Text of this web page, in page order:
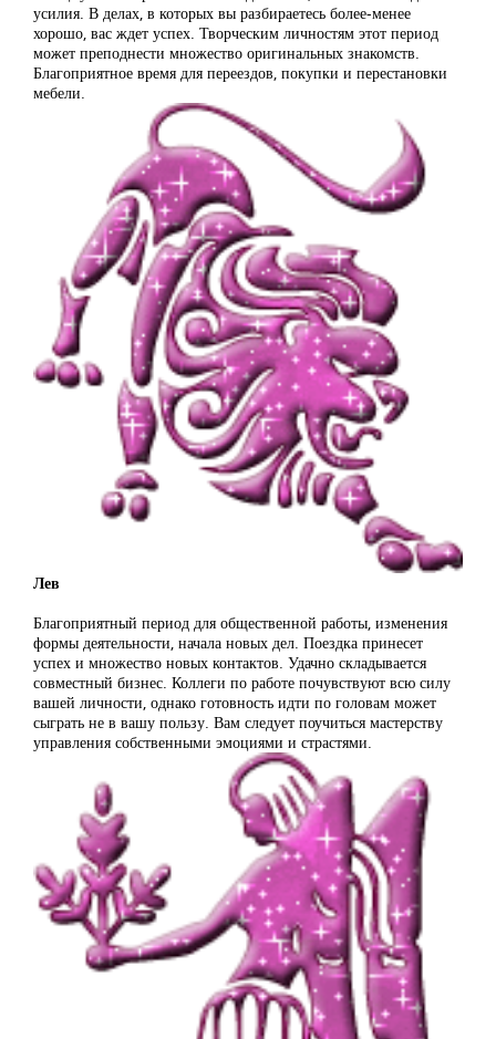
усилия. В делах, в которых вы разбираетесь более-менее
хорошо, вас ждет успех. Творческим личностям этот период
может преподнести множество оригинальных знакомств.
Благоприятное время для переездов, покупки и перестановки
мебели.
Лев
Благоприятный период для общественной работы, изменения
формы деятельности, начала новых дел. Поездка принесет
успех и множество новых контактов. Удачно складывается
совместный бизнес. Коллеги по работе почувствуют всю силу
вашей личности, однако готовность идти по головам может
сыграть не в вашу пользу. Вам следует поучиться мастерству
управления собственными эмоциями и страстями.